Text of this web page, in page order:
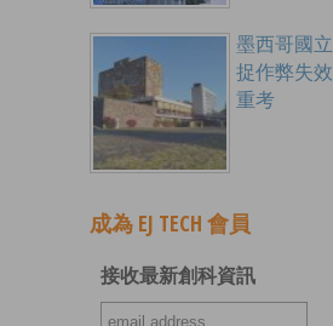
墨西哥國
捉作弊失
重考
成為 EJ TECH 會員
接收最新創科資訊